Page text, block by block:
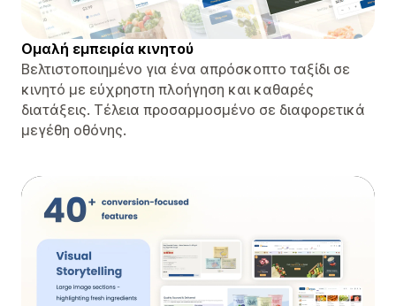
Ομαλή εμπειρία κινητού
Βελτιστοποιημένο για ένα απρόσκοπτο ταξίδι σε
κινητό με εύχρηστη πλοήγηση και καθαρές
διατάξεις. Τέλεια προσαρμοσμένο σε διαφορετικά
μεγέθη οθόνης.